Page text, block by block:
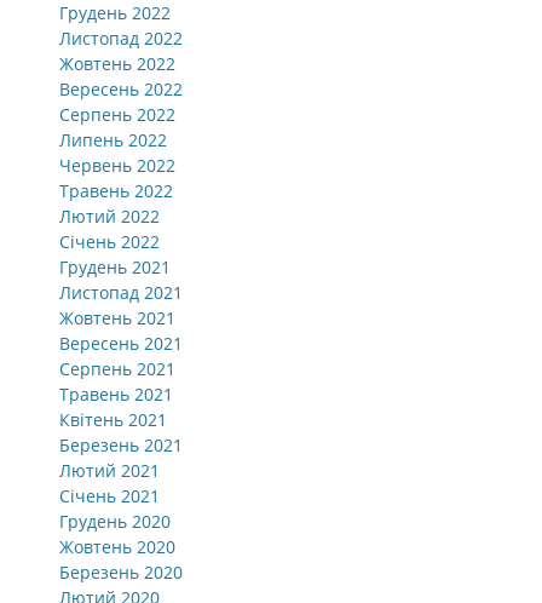
Грудень 2022
Листопад 2022
Жовтень 2022
Вересень 2022
Серпень 2022
Липень 2022
Червень 2022
Травень 2022
Лютий 2022
Січень 2022
Грудень 2021
Листопад 2021
Жовтень 2021
Вересень 2021
Серпень 2021
Травень 2021
Квітень 2021
Березень 2021
Лютий 2021
Січень 2021
Грудень 2020
Жовтень 2020
Березень 2020
Лютий 2020